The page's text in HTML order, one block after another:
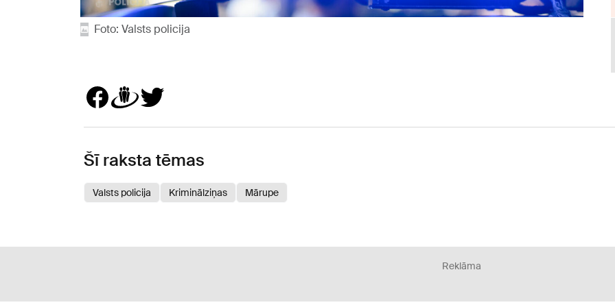
Foto: Valsts policija
Šī raksta tēmas
Valsts policija Kriminālziņas Mārupe
Reklāma